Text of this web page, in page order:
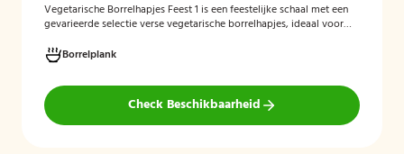
Vegetarische Borrelhapjes Feest 1 is een feestelijke schaal met een
gevarieerde selectie verse vegetarische borrelhapjes, ideaal voor
vers bereid en verzorgd gepresenteerd, zodat gasten kunnen
genieten van een smaakvolle en volledig vegetarische
borrelervaring.
Borrelplank
Check Beschikbaarheid